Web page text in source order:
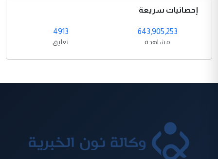
إحصائيات سريعة
643,905,253
مشاهدة
4913
تعليق